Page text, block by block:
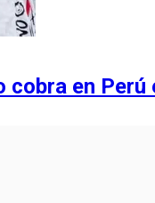
en Perú